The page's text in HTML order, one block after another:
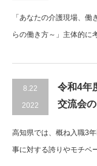
「あなたの介護現場、
らの働き方～」主体的に
8.22
2022
令和4年
交流会
高知県では、概ね入職3
事に対する誇りやモチベ